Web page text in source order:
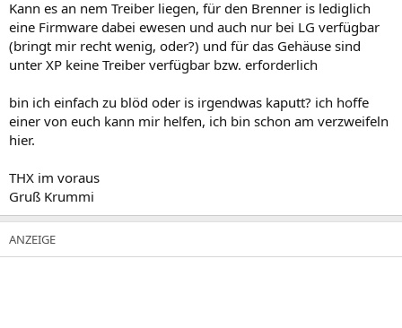
Kann es an nem Treiber liegen, für den Brenner is lediglich
eine Firmware dabei ewesen und auch nur bei LG verfügbar
(bringt mir recht wenig, oder?) und für das Gehäuse sind
unter XP keine Treiber verfügbar bzw. erforderlich
bin ich einfach zu blöd oder is irgendwas kaputt? ich hoffe
einer von euch kann mir helfen, ich bin schon am verzweifeln
hier.
THX im voraus
Gruß Krummi